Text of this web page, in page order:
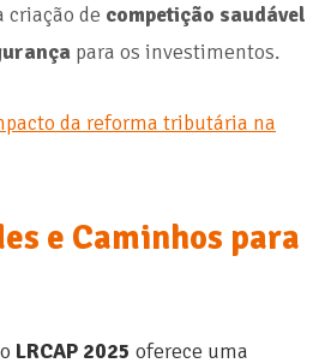
de competição saudável
para os investimentos.
da reforma tributária na
e Caminhos para
LRCAP 2025 oferece uma